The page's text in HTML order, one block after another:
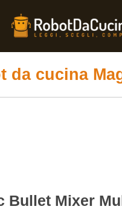
da cucina
Bullet Mixer